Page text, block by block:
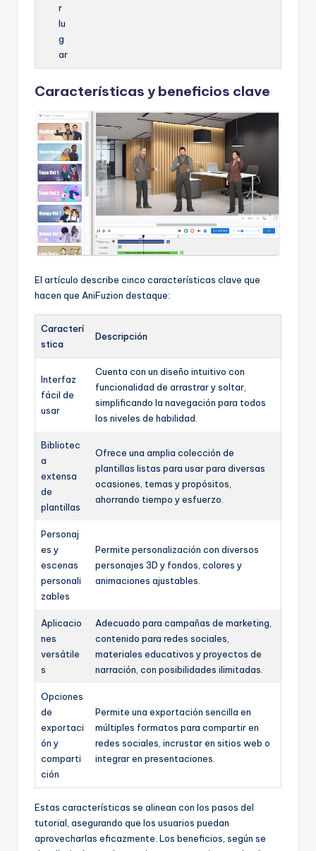
r
lu
g
ar
Características y beneficios clave
El artículo describe cinco características clave que
hacen que AniFuzion destaque:
Caracterí
stica
Descripción
Interfaz
fácil de
usar
Cuenta con un diseño intuitivo con
funcionalidad de arrastrar y soltar,
simplificando la navegación para todos
los niveles de habilidad.
Bibliotec
a
extensa
de
plantillas
Ofrece una amplia colección de
plantillas listas para usar para diversas
ocasiones, temas y propósitos,
ahorrando tiempo y esfuerzo.
Personaj
es y
escenas
personali
zables
Permite personalización con diversos
personajes 3D y fondos, colores y
animaciones ajustables.
Aplicacio
nes
versátile
s
Adecuado para campañas de marketing,
contenido para redes sociales,
materiales educativos y proyectos de
narración, con posibilidades ilimitadas.
Opciones
de
exportaci
ón y
comparti
ción
Permite una exportación sencilla en
múltiples formatos para compartir en
redes sociales, incrustar en sitios web o
integrar en presentaciones.
Estas características se alinean con los pasos del
tutorial, asegurando que los usuarios puedan
aprovecharlas eficazmente. Los beneficios, según se